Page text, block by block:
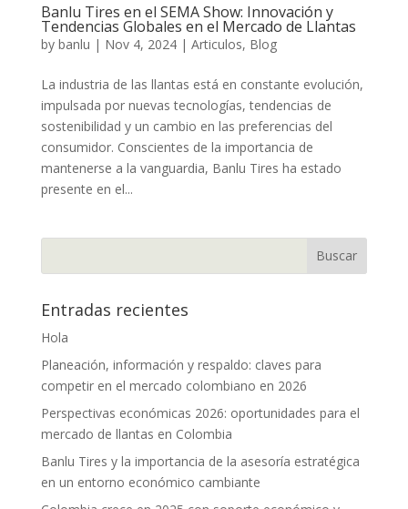
Banlu Tires en el SEMA Show: Innovación y
Tendencias Globales en el Mercado de Llantas
by banlu | Nov 4, 2024| Articulos, Blog
La industria de las llantas está en constante evolución,
impulsada por nuevas tecnologías, tendencias de
sostenibilidad y un cambio en las preferencias del
consumidor. Conscientes de la importancia de
mantenerse a la vanguardia, Banlu Tires ha estado
presente en el...
Entradas recientes
Hola
Planeación, información y respaldo: claves para
competir en el mercado colombiano en 2026
Perspectivas económicas 2026: oportunidades para el
mercado de llantas en Colombia
Banlu Tires y la importancia de la asesoría estratégica
en un entorno económico cambiante